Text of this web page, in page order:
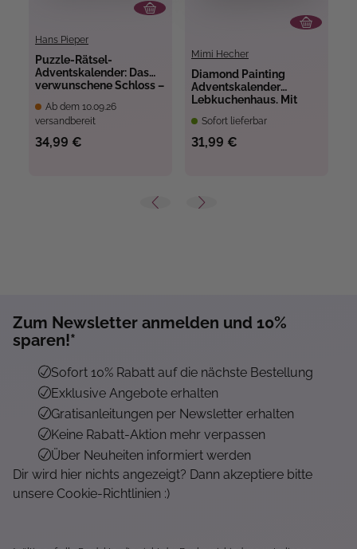
Hans Pieper
Puzzle-Rätsel-
Adventskalender: Das
verwunschene Schloss –
insgesamt 960 Teilen
Ab dem 10.09.26
versandbereit
34,99 €
Mimi Hecher
Diamond Painting
Adventskalender
Lebkuchenhaus. Mit
Sofort lieferbar
31,99 €
Zum Newsletter anmelden und 10%
sparen!*
Sofort 10% Rabatt auf die nächste Bestellung
Exklusive Angebote erhalten
Gratisanleitungen per Newsletter erhalten
Keine Rabatt-Aktion mehr verpassen
Über Neuheiten informiert werden
Dir wird hier nichts angezeigt? Dann akzeptiere bitte
unsere Cookie-Richtlinien :)